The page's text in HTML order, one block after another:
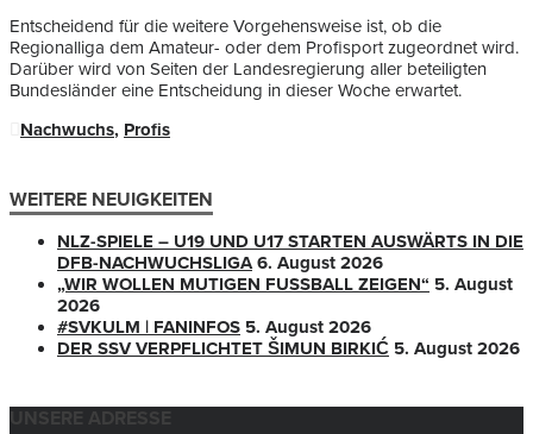
Entscheidend für die weitere Vorgehensweise ist, ob die
Regionalliga dem Amateur- oder dem Profisport zugeordnet wird.
Darüber wird von Seiten der Landesregierung aller beteiligten
Bundesländer eine Entscheidung in dieser Woche erwartet.
Nachwuchs, Profis
WEITERE NEUIGKEITEN
NLZ-SPIELE – U19 UND U17 STARTEN AUSWÄRTS IN DIE
DFB-NACHWUCHSLIGA 6. August 2026
„WIR WOLLEN MUTIGEN FUSSBALL ZEIGEN“
5. August
2026
#SVKULM | FANINFOS 5. August 2026
DER SSV VERPFLICHTET ŠIMUN BIRKIĆ 5. August 2026
UNSERE ADRESSE